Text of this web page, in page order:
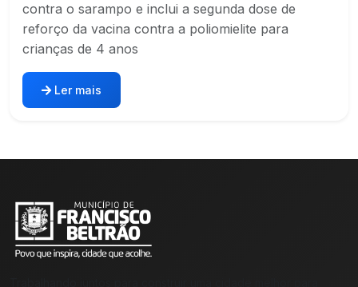
contra o sarampo e inclui a segunda dose de
reforço da vacina contra a poliomielite para
crianças de 4 anos
Ler mais